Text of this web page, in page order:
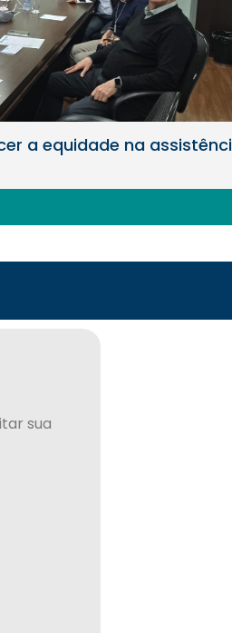
a equidade na
sua